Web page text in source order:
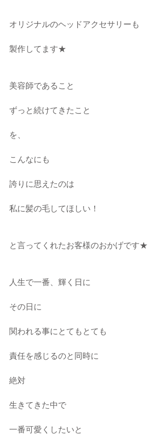
オリジナルのヘッドアクセサリーも
製作してます★
美容師であること
ずっと続けてきたこと
を、
こんなにも
誇りに思えたのは
私に髪の毛してほしい！
と言ってくれたお客様のおかげです★
人生で一番、輝く日に
その日に
関われる事にとてもとても
責任を感じるのと同時に
絶対
生きてきた中で
一番可愛くしたいと